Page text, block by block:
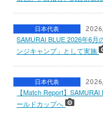
日本代表
SAMURAI BLUE 2026年6
ンジキャンプ」として実施
日本代表
【Match Report】
ールドカップへ